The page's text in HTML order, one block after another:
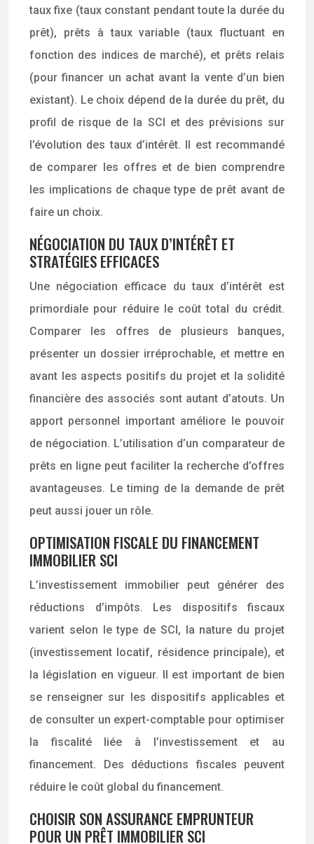
taux fixe (taux constant pendant toute la durée du
prêt), prêts à taux variable (taux fluctuant en
fonction des indices de marché), et prêts relais
(pour financer un achat avant la vente d’un bien
existant). Le choix dépend de la durée du prêt, du
profil de risque de la SCI et des prévisions sur
l’évolution des taux d’intérêt. Il est recommandé
de comparer les offres et de bien comprendre
les implications de chaque type de prêt avant de
faire un choix.
NÉGOCIATION DU TAUX D’INTÉRÊT ET
STRATÉGIES EFFICACES
Une négociation efficace du taux d’intérêt est
primordiale pour réduire le coût total du crédit.
Comparer les offres de plusieurs banques,
présenter un dossier irréprochable, et mettre en
avant les aspects positifs du projet et la solidité
financière des associés sont autant d’atouts. Un
apport personnel important améliore le pouvoir
de négociation. L’utilisation d’un comparateur de
prêts en ligne peut faciliter la recherche d’offres
avantageuses. Le timing de la demande de prêt
peut aussi jouer un rôle.
OPTIMISATION FISCALE DU FINANCEMENT
IMMOBILIER SCI
L’investissement immobilier peut générer des
réductions d’impôts. Les dispositifs fiscaux
varient selon le type de SCI, la nature du projet
(investissement locatif, résidence principale), et
la législation en vigueur. Il est important de bien
se renseigner sur les dispositifs applicables et
de consulter un expert-comptable pour optimiser
la fiscalité liée à l’investissement et au
financement. Des déductions fiscales peuvent
réduire le coût global du financement.
CHOISIR SON ASSURANCE EMPRUNTEUR
POUR UN PRÊT IMMOBILIER SCI